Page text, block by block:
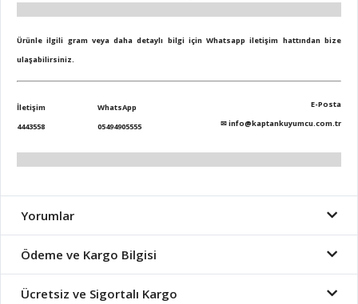
Ürünle ilgili gram veya daha detaylı bilgi için Whatsapp iletişim hattından bize
ulaşabilirsiniz.
İletişim
4443558
WhatsApp
05494905555
E-Posta
✉info@kaptankuyumcu.com.tr
Yorumlar
Ödeme ve Kargo Bilgisi
Ücretsiz ve Sigortalı Kargo